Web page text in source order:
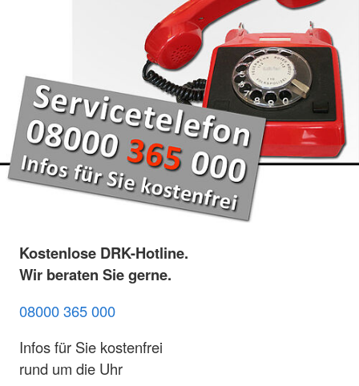
Kostenlose DRK-Hotline.
Wir beraten Sie gerne.
08000 365 000
Infos für Sie kostenfrei
rund um die Uhr